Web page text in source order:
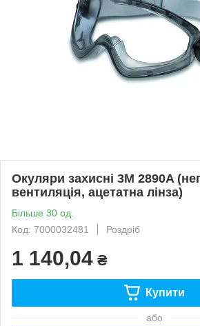
Окуляри захисні 3М 2890A
вентиляція, ацетатна лінза)
Більше 30 од.
Код: 7000032481
Роздріб
1 140,04 ₴
Купити
або